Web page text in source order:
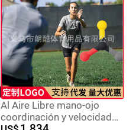
Al Aire Libre mano-ojo
coordinación y velocidad